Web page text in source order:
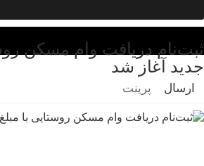
ثبت‌نام دریافت وام مسکن
جدید آغاز شد
ارسال پرینت